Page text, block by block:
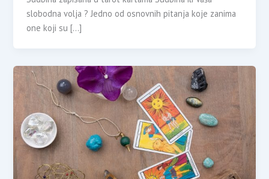
slobodna volja ? Jedno od osnovnih pitanja koje zanima
one koji su […]